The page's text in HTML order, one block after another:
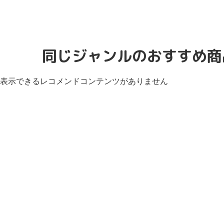
同じジャンルのおすすめ
表示できるレコメンドコンテンツがありません